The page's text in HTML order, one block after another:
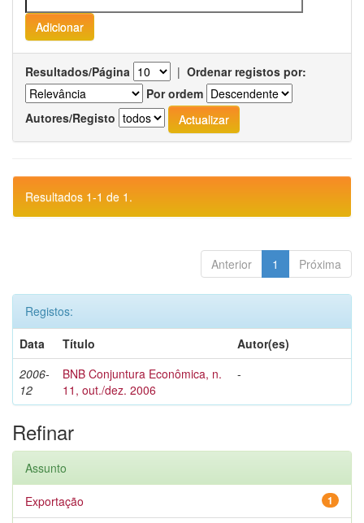
Resultados/Página | Ordenar registos por:
Por ordem
Autores/Registo
Resultados 1-1 de 1.
Anterior 1 Próxima
Registos:
Data
Título
Autor(es)
2006-
12
BNB Conjuntura Econômica, n.
11, out./dez. 2006
-
Refinar
Assunto
1
Exportação